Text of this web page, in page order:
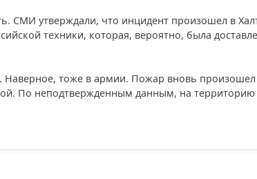
СМИ утверждали, что инцидент произошел в
техники, которая, вероятно, была
Наверное, тоже в армии. Пожар вновь
По неподтвержденным данным, на территорию